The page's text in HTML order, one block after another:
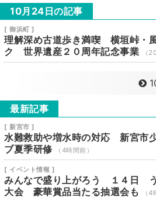
10月24日の記事
[ 御浜町 ]
理解深め古道歩き満喫 横垣峠・
ク 世界遺産２０周年記念事業
（
最新記事
[ 新宮市 ]
水難救助や増水時の対応 新宮市
ブ夏季研修
（4時間前）
[ イベント情報 ]
みんなで盛り上がろう １４日
大会 豪華賞品当たる抽選会も
（4